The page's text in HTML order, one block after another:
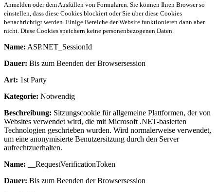
Anmelden oder dem Ausfüllen von Formularen. Sie können Ihren Browser so
einstellen, dass diese Cookies blockiert oder Sie über diese Cookies
benachrichtigt werden. Einige Bereiche der Website funktionieren dann aber
nicht. Diese Cookies speichern keine personenbezogenen Daten.
Name: ASP.NET_SessionId
Dauer: Bis zum Beenden der Browsersession
Art: 1st Party
Kategorie: Notwendig
Beschreibung: Sitzungscookie für allgemeine Plattformen, der von
Websites verwendet wird, die mit Microsoft .NET-basierten
Technologien geschrieben wurden. Wird normalerweise verwendet,
um eine anonymisierte Benutzersitzung durch den Server
aufrechtzuerhalten.
Name: __RequestVerificationToken
Dauer: Bis zum Beenden der Browsersession